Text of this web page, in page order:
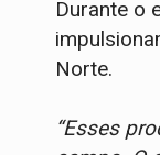
Durante o
Norte.
“Esses